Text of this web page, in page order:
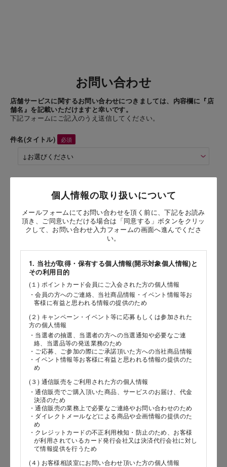
お問い合わせ
店舗サービスに関するお問い合わせにつきましては、内容欄に『店
舗名』を記載いただけますと幸いです。
下記フォームにご記入のうえ送信してください。
個人情報の取り扱いについて
メールフォームにてお問い合わせを頂く前に、下記をお読み
頂き、ご同意いただける場合は「同意する」ボタンをクリッ
クして、お問い合わせ入力フォームの画面へ進んでくださ
い。
1. 当社が取得・保有する個人情報(開示対象個人情報)と
その利用目的
(１) ポイントカード会員にご入会された方の個人情報
・会員の方へのご連絡、当社商品情報・イベント情報等お
客様に有益と思われる情報の提供のため
(２) キャンペーン・イベント等に応募もしくは参加された
方の個人情報
・当選者の抽選、当選者の方への当選通知や必要なご連
絡、当選品等の発送業務のため
・ご応募、ご参加の際にご承諾頂いた方への当社商品情報
・イベント情報等お客様に有益と思われる情報の提供のた
め
(３) 通信販売をご利用された方の個人情報
・通信販売でご購入頂いた商品、サービスのお届け、代金
決済のため
・通信販売の業務上で必要なご連絡やお問い合わせのため
・ダイレクトメールなどによる商品や企画情報の提供のた
め
・クレジットカードの不正利用検知・防止のため、お客様
が利用されているカード発行会社又は決済代行会社に対し
て情報提供を行うため
(４) お客様相談室にお問い合わせ頂いた方の個人情報
件名(タイトル)
ビスキュイワッフル キャラメル
お問い合わせ時氏名
［名］
（全角で入力してください）
お問い合わせ時氏名（カナ）
［セイ］
［メイ］
（全角で入力してください）
電話番号
メールアドレス